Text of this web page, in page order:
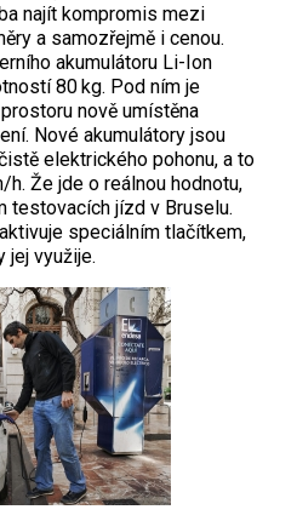
najít kompromis mezi
a samozřejmě i cenou.
akumulátoru Li-Ion
80 kg. Pod ním je
nově umístěna
Nové akumulátory jsou
elektrického pohonu, a to
Že jde o reálnou hodnotu,
testovacích jízd v Bruselu.
speciálním tlačítkem,
jej využije.